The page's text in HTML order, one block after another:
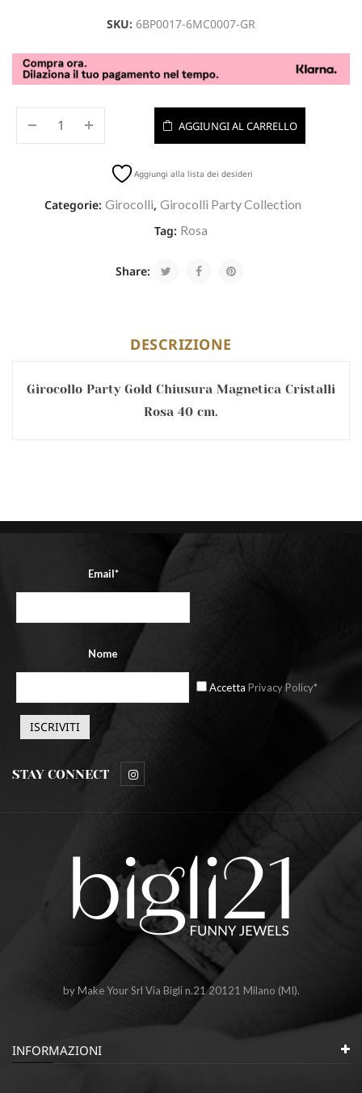
SKU: 6BP0017-6MC0007-GR
AGGIUNGI AL CARRELLO
Aggiungi alla lista dei desideri
Categorie: Girocolli, Girocolli Party Collection
Tag: Rosa
Share:
DESCRIZIONE
Girocollo Party Gold Chiusura Magnetica Cristalli
Rosa 40 cm.
Email*
Nome
Accetta Privacy Policy*
STAY CONNECT
by Make Your Srl Via Bigli n.21 20121 Milano (MI).
INFORMAZIONI